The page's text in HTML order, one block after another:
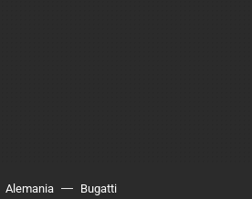
Alemania Bugatti